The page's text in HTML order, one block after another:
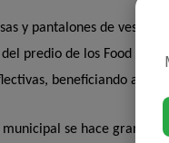
y pantalones de vestir a
predio de los Food
beneficiando a
se hace grande